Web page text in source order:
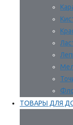
ТОВАРЫ ДЛЯ